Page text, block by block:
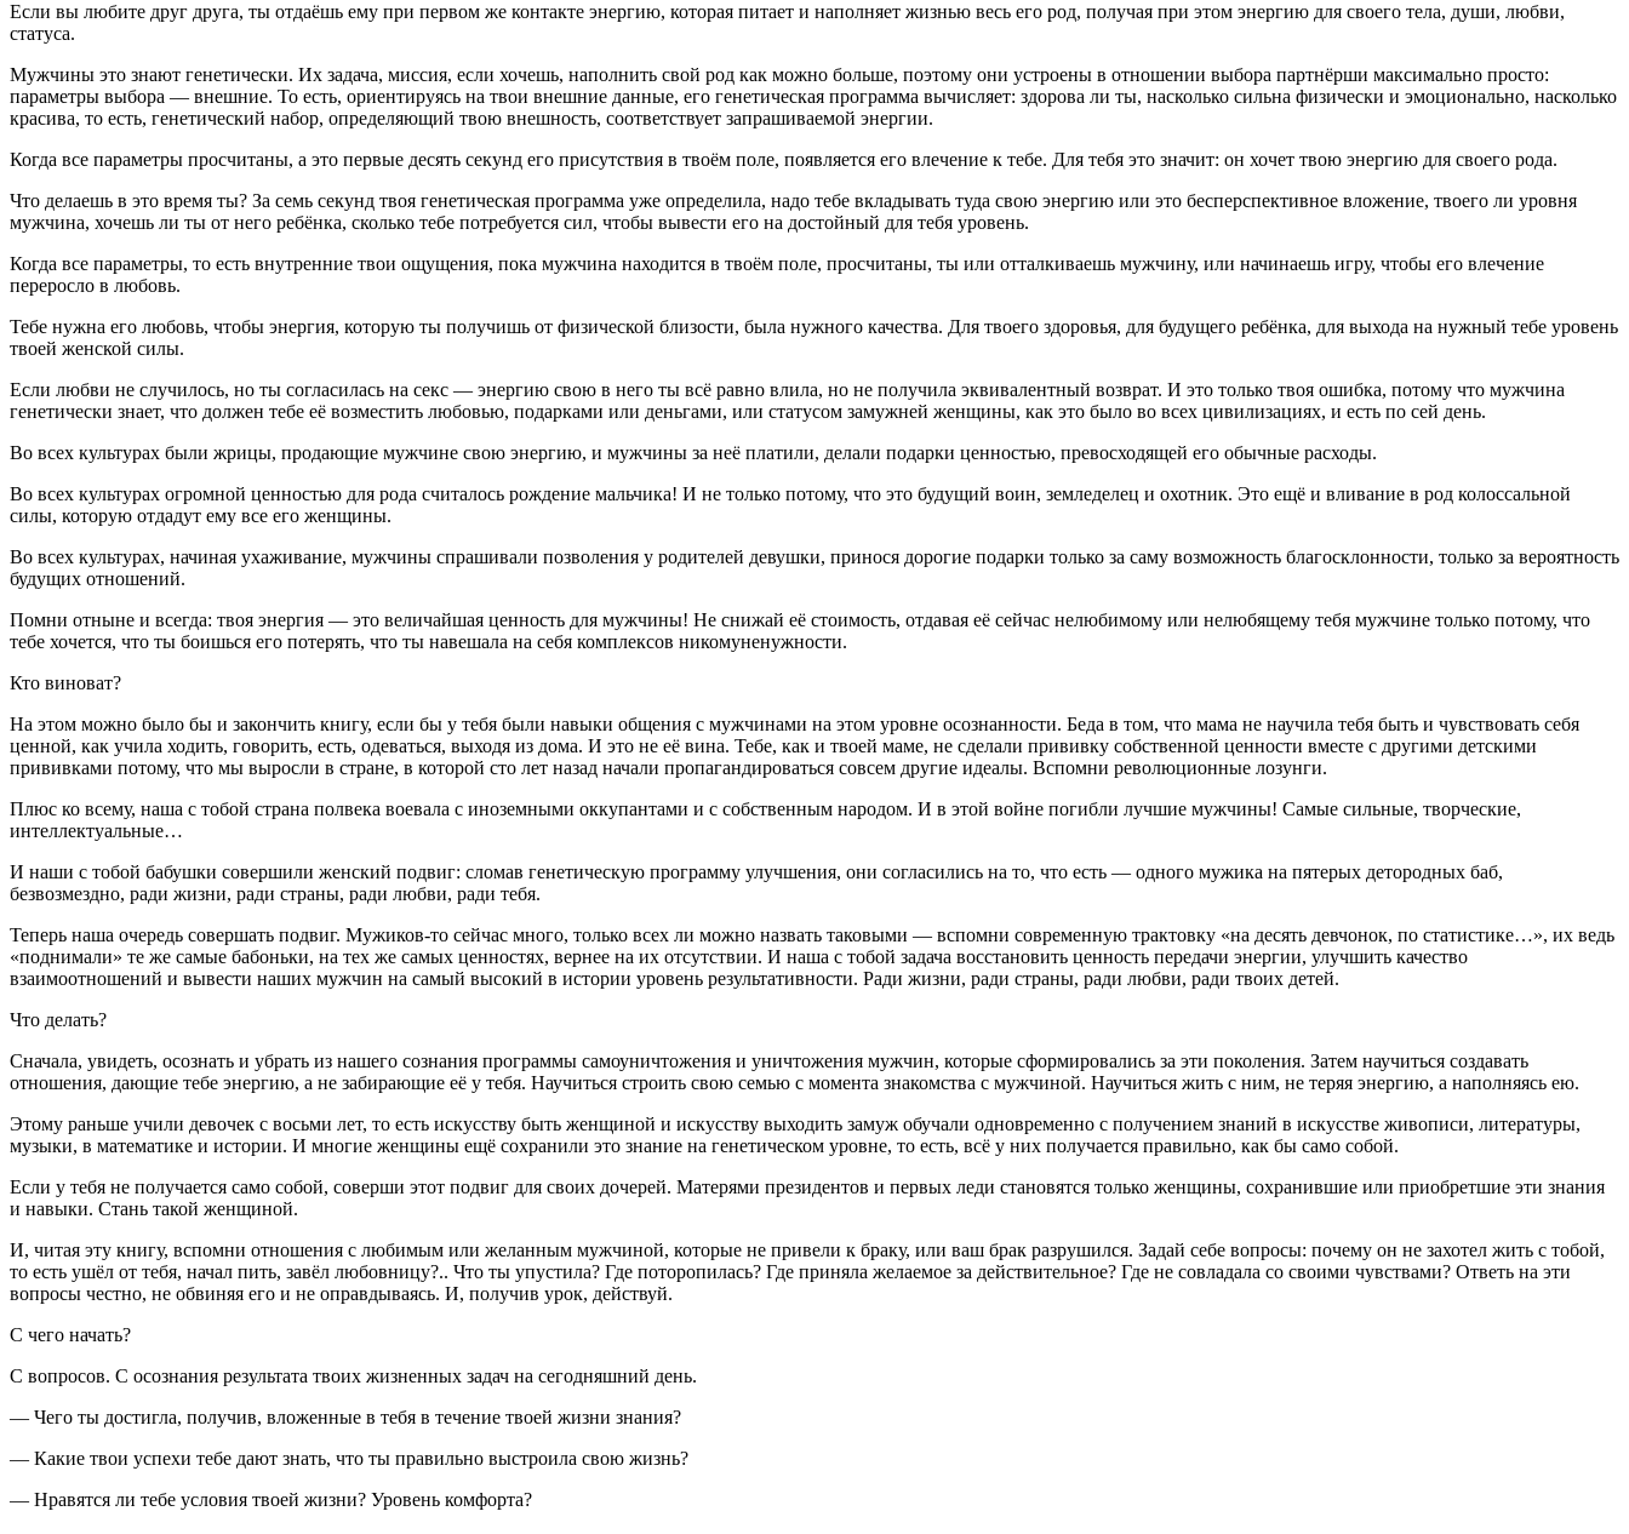
Если вы любите друг друга, ты отдаёшь ему при первом же контакте энергию, которая питает и наполняет жизнью весь его род, получая при этом энергию для своего тела, души, любви,
статуса.
Мужчины это знают генетически. Их задача, миссия, если хочешь, наполнить свой род как можно больше, поэтому они устроены в отношении выбора партнёрши максимально просто:
параметры выбора — внешние. То есть, ориентируясь на твои внешние данные, его генетическая программа вычисляет: здорова ли ты, насколько сильна физически и эмоционально, насколько
красива, то есть, генетический набор, определяющий твою внешность, соответствует запрашиваемой энергии.
Когда все параметры просчитаны, а это первые десять секунд его присутствия в твоём поле, появляется его влечение к тебе. Для тебя это значит: он хочет твою энергию для своего рода.
Что делаешь в это время ты? За семь секунд твоя генетическая программа уже определила, надо тебе вкладывать туда свою энергию или это бесперспективное вложение, твоего ли уровня
мужчина, хочешь ли ты от него ребёнка, сколько тебе потребуется сил, чтобы вывести его на достойный для тебя уровень.
Когда все параметры, то есть внутренние твои ощущения, пока мужчина находится в твоём поле, просчитаны, ты или отталкиваешь мужчину, или начинаешь игру, чтобы его влечение
переросло в любовь.
Тебе нужна его любовь, чтобы энергия, которую ты получишь от физической близости, была нужного качества. Для твоего здоровья, для будущего ребёнка, для выхода на нужный тебе уровень
твоей женской силы.
Если любви не случилось, но ты согласилась на секс — энергию свою в него ты всё равно влила, но не получила эквивалентный возврат. И это только твоя ошибка, потому что мужчина
генетически знает, что должен тебе её возместить любовью, подарками или деньгами, или статусом замужней женщины, как это было во всех цивилизациях, и есть по сей день.
Во всех культурах были жрицы, продающие мужчине свою энергию, и мужчины за неё платили, делали подарки ценностью, превосходящей его обычные расходы.
Во всех культурах огромной ценностью для рода считалось рождение мальчика! И не только потому, что это будущий воин, земледелец и охотник. Это ещё и вливание в род колоссальной
силы, которую отдадут ему все его женщины.
Во всех культурах, начиная ухаживание, мужчины спрашивали позволения у родителей девушки, принося дорогие подарки только за саму возможность благосклонности, только за вероятность
будущих отношений.
Помни отныне и всегда: твоя энергия — это величайшая ценность для мужчины! Не снижай её стоимость, отдавая её сейчас нелюбимому или нелюбящему тебя мужчине только потому, что
тебе хочется, что ты боишься его потерять, что ты навешала на себя комплексов никомуненужности.
Кто виноват?
На этом можно было бы и закончить книгу, если бы у тебя были навыки общения с мужчинами на этом уровне осознанности. Беда в том, что мама не научила тебя быть и чувствовать себя
ценной, как учила ходить, говорить, есть, одеваться, выходя из дома. И это не её вина. Тебе, как и твоей маме, не сделали прививку собственной ценности вместе с другими детскими
прививками потому, что мы выросли в стране, в которой сто лет назад начали пропагандироваться совсем другие идеалы. Вспомни революционные лозунги.
Плюс ко всему, наша с тобой страна полвека воевала с иноземными оккупантами и с собственным народом. И в этой войне погибли лучшие мужчины! Самые сильные, творческие,
интеллектуальные…
И наши с тобой бабушки совершили женский подвиг: сломав генетическую программу улучшения, они согласились на то, что есть — одного мужика на пятерых детородных баб,
безвозмездно, ради жизни, ради страны, ради любви, ради тебя.
Теперь наша очередь совершать подвиг. Мужиков-то сейчас много, только всех ли можно назвать таковыми — вспомни современную трактовку «на десять девчонок, по статистике…», их ведь
«поднимали» те же самые бабоньки, на тех же самых ценностях, вернее на их отсутствии. И наша с тобой задача восстановить ценность передачи энергии, улучшить качество
взаимоотношений и вывести наших мужчин на самый высокий в истории уровень результативности. Ради жизни, ради страны, ради любви, ради твоих детей.
Что делать?
Сначала, увидеть, осознать и убрать из нашего сознания программы самоуничтожения и уничтожения мужчин, которые сформировались за эти поколения. Затем научиться создавать
отношения, дающие тебе энергию, а не забирающие её у тебя. Научиться строить свою семью с момента знакомства с мужчиной. Научиться жить с ним, не теряя энергию, а наполняясь ею.
Этому раньше учили девочек с восьми лет, то есть искусству быть женщиной и искусству выходить замуж обучали одновременно с получением знаний в искусстве живописи, литературы,
музыки, в математике и истории. И многие женщины ещё сохранили это знание на генетическом уровне, то есть, всё у них получается правильно, как бы само собой.
Если у тебя не получается само собой, соверши этот подвиг для своих дочерей. Матерями президентов и первых леди становятся только женщины, сохранившие или приобретшие эти знания
и навыки. Стань такой женщиной.
И, читая эту книгу, вспомни отношения с любимым или желанным мужчиной, которые не привели к браку, или ваш брак разрушился. Задай себе вопросы: почему он не захотел жить с тобой,
то есть ушёл от тебя, начал пить, завёл любовницу?.. Что ты упустила? Где поторопилась? Где приняла желаемое за действительное? Где не совладала со своими чувствами? Ответь на эти
вопросы честно, не обвиняя его и не оправдываясь. И, получив урок, действуй.
С чего начать?
С вопросов. С осознания результата твоих жизненных задач на сегодняшний день.
— Чего ты достигла, получив, вложенные в тебя в течение твоей жизни знания?
— Какие твои успехи тебе дают знать, что ты правильно выстроила свою жизнь?
— Нравятся ли тебе условия твоей жизни? Уровень комфорта?